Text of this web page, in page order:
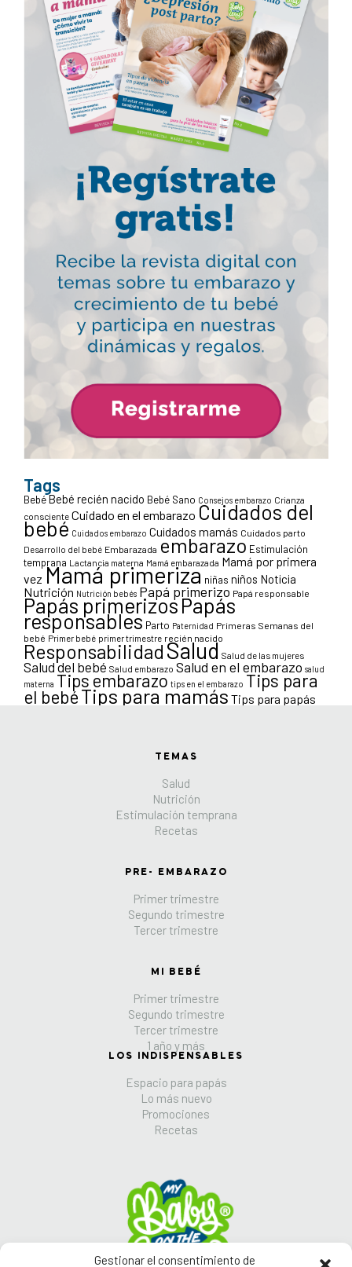
Gestionar el consentimiento de
Tags
BebéBebé recién nacido Bebé Sano Consejos embarazo Crianza
consciente Cuidado en el embarazo Cuidados del
bebé Cuidados embarazo Cuidados mamás Cuidados parto
Desarrollo del bebé Embarazada embarazo Estimulación
temprana Lactancia materna Mamá embarazada Mamá por primera
vez Mamá primeriza niñas niños Noticia
Nutrición Nutrición bebés Papá primerizo Papá responsable
Papás primerizosPapás
responsables Parto Paternidad Primeras Semanas del
bebé Primer bebé primer trimestre recién nacido
Responsabilidad Salud Salud de las mujeres
Salud del bebé Salud embarazo Salud en el embarazo salud
materna Tips embarazo tips en el embarazo Tips para
el bebéTips para mamásTips para papás
TEMAS
Salud
Nutrición
Estimulación temprana
Recetas
PRE- EMBARAZO
Primer trimestre
Segundo trimestre
Tercer trimestre
MI BEBÉ
Primer trimestre
Segundo trimestre
Tercer trimestre
1 año y más
LOS INDISPENSABLES
Espacio para papás
Lo más nuevo
Promociones
Recetas